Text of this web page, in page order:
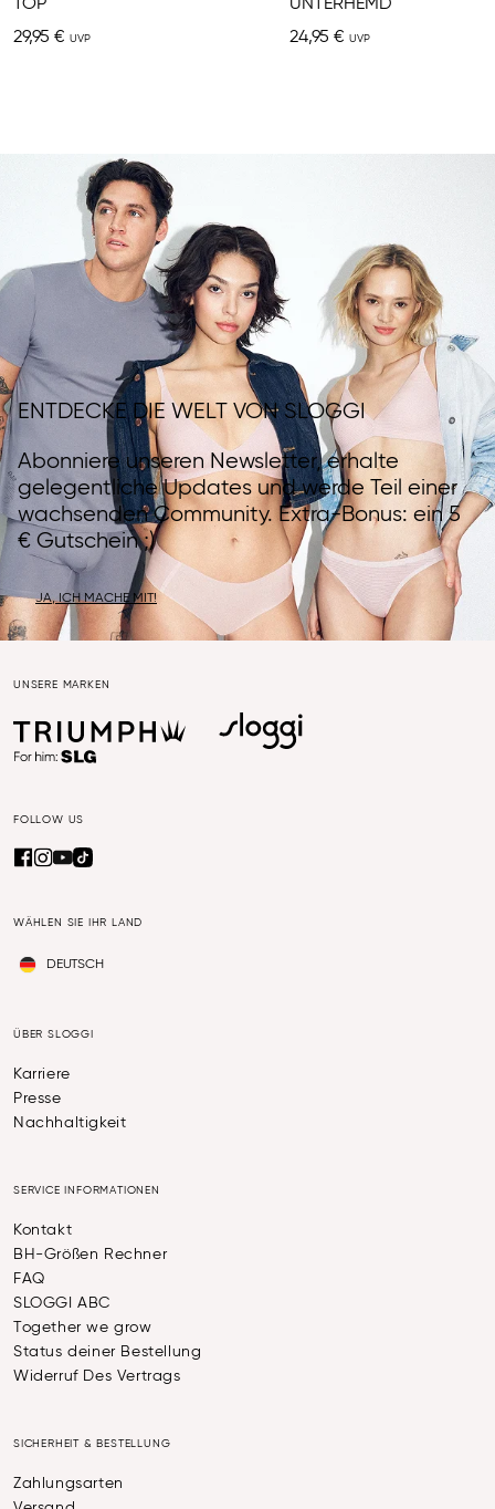
TOP
29,95 €
UNTERHEMD
24,95 €
ENTDECKE DIE WELT VON SLOGGI
Abonniere unseren Newsletter, erhalte
gelegentliche Updates und werde Teil einer
wachsenden Community. Extra-Bonus: ein 5
€ Gutschein ;)
JA, ICH MACHE MIT!
UNSERE MARKEN
FOLLOW US
WÄHLEN SIE IHR LAND
DEUTSCH
ÜBER SLOGGI
Karriere
Presse
Nachhaltigkeit
SERVICE INFORMATIONEN
Kontakt
BH-Größen Rechner
FAQ
SLOGGI ABC
Together we grow
Status deiner Bestellung
Widerruf Des Vertrags
SICHERHEIT & BESTELLUNG
Zahlungsarten